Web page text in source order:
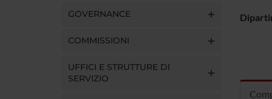
GOVERNANCE
COMMISSIONI
UFFICI E STRUTTURE DI
SERVIZIO